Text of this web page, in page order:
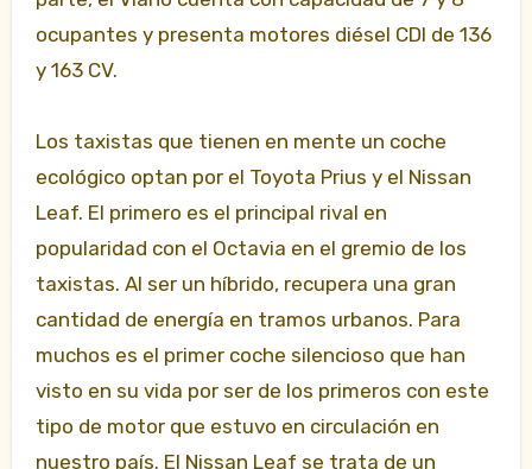
ocupantes y presenta motores diésel CDI de 136
y 163 CV.
Los taxistas que tienen en mente un coche
ecológico optan por el Toyota Prius y el Nissan
Leaf. El primero es el principal rival en
popularidad con el Octavia en el gremio de los
taxistas. Al ser un híbrido, recupera una gran
cantidad de energía en tramos urbanos. Para
muchos es el primer coche silencioso que han
visto en su vida por ser de los primeros con este
tipo de motor que estuvo en circulación en
nuestro país. El Nissan Leaf se trata de un